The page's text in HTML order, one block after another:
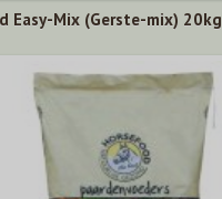
Easy-Mix (Gerste-mix) 20kg